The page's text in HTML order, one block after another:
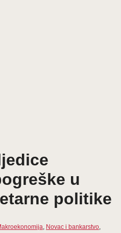
u
politike
, Novac i bankarstvo,